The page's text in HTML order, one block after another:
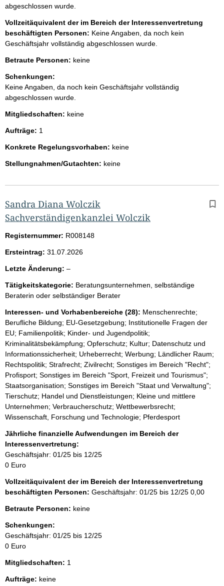
abgeschlossen wurde.
Vollzeitäquivalent der im Bereich der Interessenvertretung
beschäftigten Personen: Keine Angaben, da noch kein
Geschäftsjahr vollständig abgeschlossen wurde.
Betraute Personen: keine
Schenkungen:
Keine Angaben, da noch kein Geschäftsjahr vollständig
abgeschlossen wurde.
Mitgliedschaften: keine
Aufträge: 1
Konkrete Regelungsvorhaben: keine
Stellungnahmen/Gutachten: keine
Sandra Diana Wolczik
Sachverständigenkanzlei Wolczik
Registernummer: R008148
Ersteintrag: 31.07.2026
Letzte Änderung: –l
e
r
Tätigkeitskategorie: Beratungsunternehmen, selbständige
Beraterin oder selbständiger Berater
Interessen- und Vorhabenbereiche (28): Menschenrechte;
Berufliche Bildung; EU-Gesetzgebung; Institutionelle Fragen der
EU; Familienpolitik; Kinder- und Jugendpolitik;
Kriminalitätsbekämpfung; Opferschutz; Kultur; Datenschutz und
Informationssicherheit; Urheberrecht; Werbung; Ländlicher Raum;
Rechtspolitik; Strafrecht; Zivilrecht; Sonstiges im Bereich "Recht";
Profisport; Sonstiges im Bereich "Sport, Freizeit und Tourismus";
Staatsorganisation; Sonstiges im Bereich "Staat und Verwaltung";
Tierschutz; Handel und Dienstleistungen; Kleine und mittlere
Unternehmen; Verbraucherschutz; Wettbewerbsrecht;
Wissenschaft, Forschung und Technologie; Pferdesport
Jährliche finanzielle Aufwendungen im Bereich der
Interessenvertretung:
Geschäftsjahr: 01/25 bis 12/25
0 Euro
Vollzeitäquivalent der im Bereich der Interessenvertretung
beschäftigten Personen: Geschäftsjahr: 01/25 bis 12/25 0,00
Betraute Personen: keine
Schenkungen:
Geschäftsjahr: 01/25 bis 12/25
0 Euro
Mitgliedschaften: 1
Aufträge: keine